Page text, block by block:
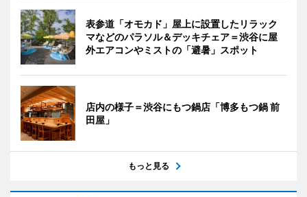
表参道「オモカド」屋上に設置したリラック
マなどのパラソル＆デッキチェア＝渋谷に屋
外エアコンやミストの「避暑」スポット
店内の様子＝渋谷にもつ鍋店「博多もつ鍋 前
田屋」
もっと見る